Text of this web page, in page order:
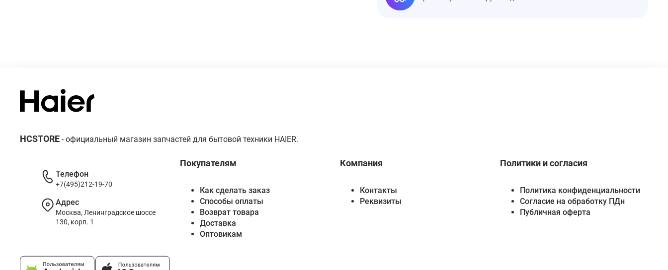
HCSTORE - официальный магазин запчастей для бытовой техники HAIER.
Покупателям
Как сделать заказ
Способы оплаты
Возврат товара
Доставка
Оптовикам
Компания
Контакты
Реквизиты
Политики и согласия
Политика конфиденциальности
Согласие на обработку ПДн
Публичная оферта
Телефон
+7(495)212-19-70
Адрес
Москва, Ленинградское шоссе
130, корп. 1